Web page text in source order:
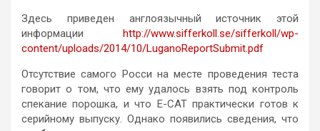
Здесь приведен англоязычный источник этой
информации http://www.sifferkoll.se/sifferkoll/wp-
content/uploads/2014/10/LuganoReportSubmit.pdf
Отсутствие самого Росси на месте проведения теста
говорит о том, что ему удалось взять под контроль
спекание порошка, и что Е-САТ практически готов к
серийному выпуску. Однако появились сведения, что